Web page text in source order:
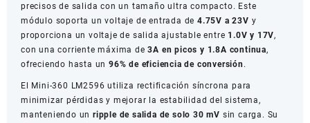
Compacto
cantidad
precisos de salida con un tamaño ultra compacto. Este
módulo soporta un voltaje de entrada de4.75V a 23V y
proporciona un voltaje de salida ajustable entre 1.0V y 17V,
con una corriente máxima de3A en picos y 1.8A continua,
ofreciendo hasta un96% de eficiencia de conversión .
El Mini-360 LM2596 utiliza rectificación síncrona para
minimizar pérdidas y mejorar la estabilidad del sistema,
manteniendo unripple de salida de solo 30 mV sin carga. Su